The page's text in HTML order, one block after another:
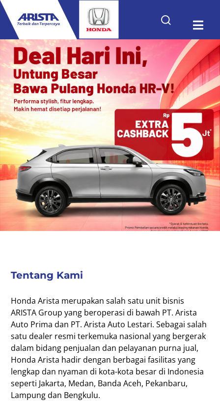
Tentang Kami
Honda Arista merupakan salah satu unit bisnis
ARISTA Group yang beroperasi di bawah PT. Arista
Auto Prima dan PT. Arista Auto Lestari. Sebagai salah
satu dealer resmi terkemuka nasional yang bergerak
dalam bidang penjualan dan pelayanan purna jual,
Honda Arista hadir dengan berbagai fasilitas yang
lengkap dan nyaman di kota-kota besar di Indonesia
seperti Jakarta, Medan, Banda Aceh, Pekanbaru,
Lampung dan Bengkulu.